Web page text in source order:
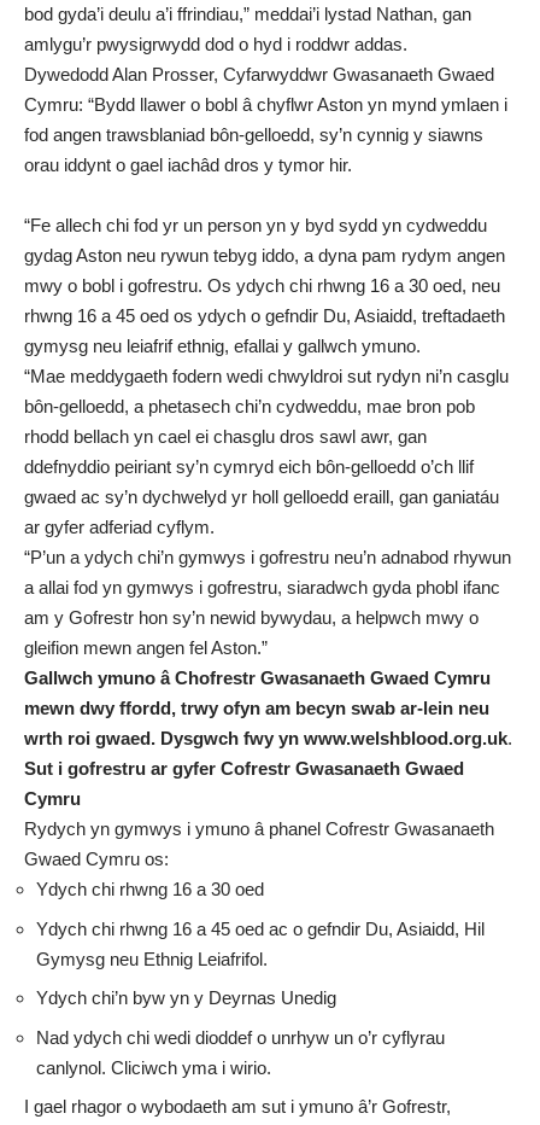
bod gyda’i deulu a’i ffrindiau,” meddai’i lystad Nathan, gan
amlygu’r pwysigrwydd dod o hyd i roddwr addas.
Dywedodd Alan Prosser, Cyfarwyddwr Gwasanaeth Gwaed
Cymru: “Bydd llawer o bobl â chyflwr Aston yn mynd ymlaen i
fod angen trawsblaniad bôn-gelloedd, sy’n cynnig y siawns
orau iddynt o gael iachâd dros y tymor hir.
“Fe allech chi fod yr un person yn y byd sydd yn cydweddu
gydag Aston neu rywun tebyg iddo, a dyna pam rydym angen
mwy o bobl i gofrestru. Os ydych chi rhwng 16 a 30 oed, neu
rhwng 16 a 45 oed os ydych o gefndir Du, Asiaidd, treftadaeth
gymysg neu leiafrif ethnig, efallai y gallwch ymuno.
“Mae meddygaeth fodern wedi chwyldroi sut rydyn ni’n casglu
bôn-gelloedd, a phetasech chi’n cydweddu, mae bron pob
rhodd bellach yn cael ei chasglu dros sawl awr, gan
ddefnyddio peiriant sy’n cymryd eich bôn-gelloedd o’ch llif
gwaed ac sy’n dychwelyd yr holl gelloedd eraill, gan ganiatáu
ar gyfer adferiad cyflym.
“P’un a ydych chi’n gymwys i gofrestru neu’n adnabod rhywun
a allai fod yn gymwys i gofrestru, siaradwch gyda phobl ifanc
am y Gofrestr hon sy’n newid bywydau, a helpwch mwy o
gleifion mewn angen fel Aston.”
Gallwch ymuno â Chofrestr Gwasanaeth Gwaed Cymru
mewn dwy ffordd, trwy ofyn am becyn swab ar-lein neu
wrth roi gwaed. Dysgwch fwy yn www.welshblood.org.uk.
Sut i gofrestru ar gyfer Cofrestr Gwasanaeth Gwaed
Cymru
Rydych yn gymwys i ymuno â phanel Cofrestr Gwasanaeth
Gwaed Cymru os:
Ydych chi rhwng 16 a 30 oed
Ydych chi rhwng 16 a 45 oed ac o gefndir Du, Asiaidd, Hil
Gymysg neu Ethnig Leiafrifol.
Ydych chi’n byw yn y Deyrnas Unedig
Nad ydych chi wedi dioddef o unrhyw un o’r cyflyrau
canlynol. Cliciwch yma i wirio.
I gael rhagor o wybodaeth am sut i ymuno â’r Gofrestr,